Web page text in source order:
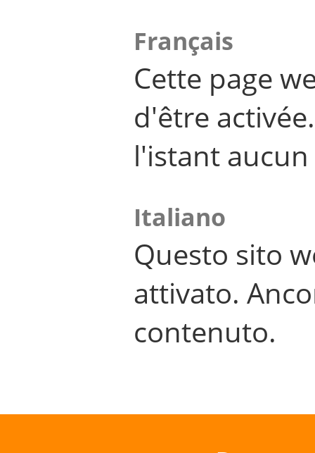
Français
Cette page
d'être
l'istant
Italiano
Questo sito
attivato.
contenuto.